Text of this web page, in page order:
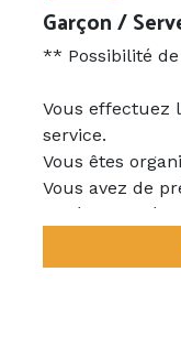
** Possibilité
Vous effectuez
service.
Vous êtes
Vous avez de
expérience
SERVICE EN
SOIRÉES